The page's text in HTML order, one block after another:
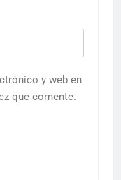
y web en
que comente.